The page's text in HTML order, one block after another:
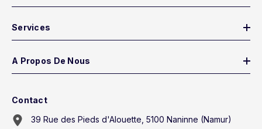
Services
A Propos De Nous
Contact
39 Rue des Pieds d'Alouette, 5100 Naninne (Namur)